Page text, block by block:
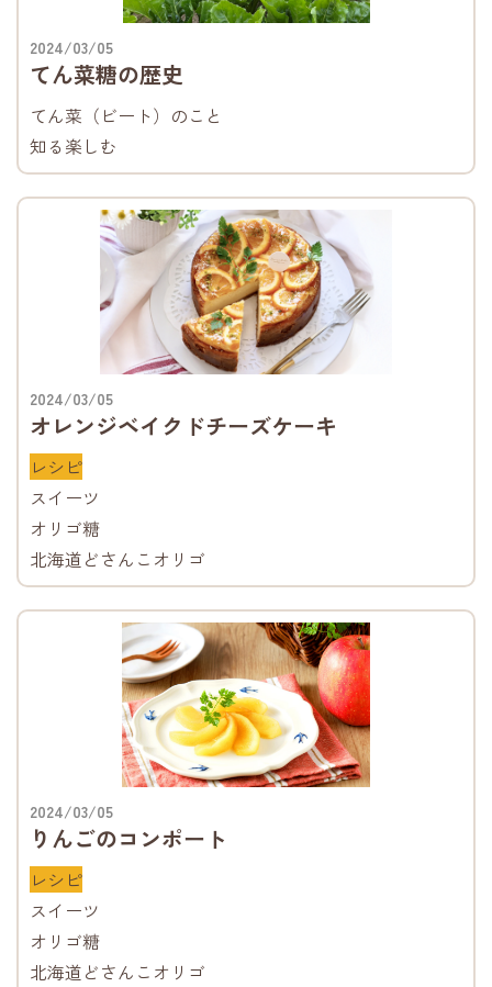
2024/03/05
てん菜糖の歴史
てん菜（ビート）のこと
知る楽しむ
2024/03/05
オレンジベイクドチーズケーキ
レシピ
スイーツ
オリゴ糖
北海道どさんこオリゴ
2024/03/05
りんごのコンポート
レシピ
スイーツ
オリゴ糖
北海道どさんこオリゴ